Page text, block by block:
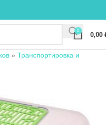
0
0,00
» Транспортировка и